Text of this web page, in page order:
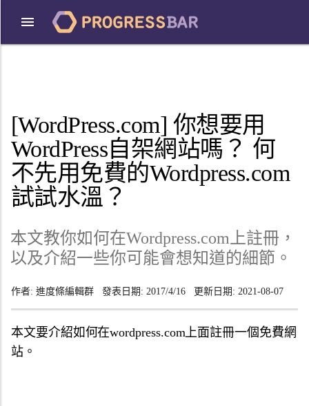
[WordPress.com] 你想要用
WordPress自架網站嗎？ 何
不先用免費的Wordpress.com
試試水溫？
本文教你如何在Wordpress.com上註冊，
以及介紹一些你可能會想知道的細節。
作者: 進度條編輯群 發表日期: 2017/4/16 更新日期: 2021-08-07
本文要介紹如何在wordpress.com上面註冊一個免費網
站。